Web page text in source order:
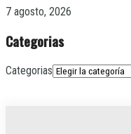
7 agosto, 2026
Categorias
Categorias